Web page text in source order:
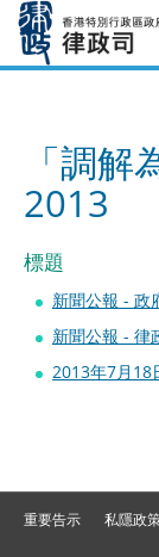
「調
2013
標題
新聞公報 - 政
新聞公報 - 律
2013年7月18
重要告示 私隱政